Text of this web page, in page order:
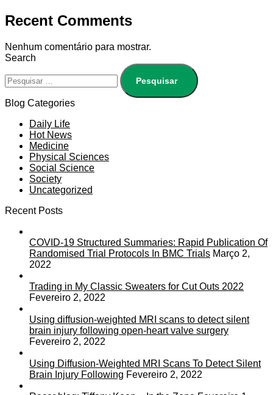
Recent Comments
Nenhum comentário para mostrar.
Search
Blog Categories
Daily Life
Hot News
Medicine
Physical Sciences
Social Science
Society
Uncategorized
Recent Posts
COVID-19 Structured Summaries: Rapid Publication Of
Randomised Trial Protocols In BMC Trials Março 2,
2022
Trading in My Classic Sweaters for Cut Outs 2022
Fevereiro 2, 2022
Using diffusion-weighted MRI scans to detect silent
brain injury following open-heart valve surgery
Fevereiro 2, 2022
Using Diffusion-Weighted MRI Scans To Detect Silent
Brain Injury Following Fevereiro 2, 2022